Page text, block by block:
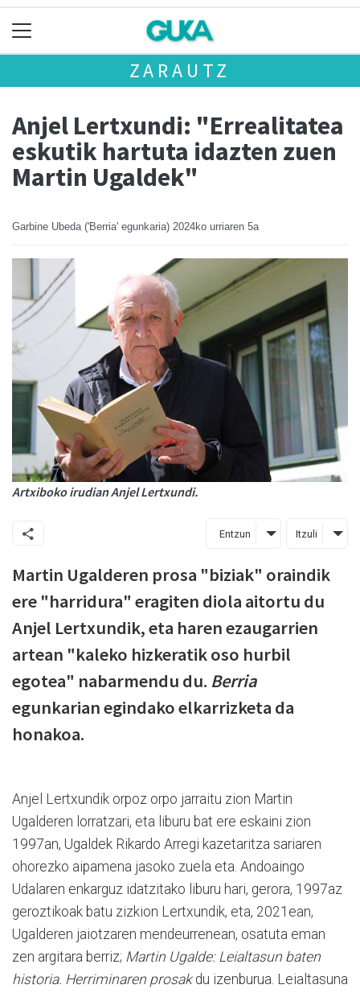
ZARAUTZ
Anjel Lertxundi: "Errealitatea
eskutik hartuta idazten zuen
Martin Ugaldek"
Garbine Ubeda ('Berria' egunkaria) 2024ko urriaren 5a
Artxiboko irudian Anjel Lertxundi.
Entzun Itzuli
Martin Ugalderen prosa "biziak" oraindik
ere "harridura" eragiten diola aitortu du
Anjel Lertxundik, eta haren ezaugarrien
artean "kaleko hizkeratik oso hurbil
egotea" nabarmendu du. Berria
egunkarian egindako elkarrizketa da
honakoa.
Anjel Lertxundik orpoz orpo jarraitu zion Martin
Ugalderen lorratzari, eta liburu bat ere eskaini zion
1997an, Ugaldek Rikardo Arregi kazetaritza sariaren
ohorezko aipamena jasoko zuela eta. Andoaingo
Udalaren enkarguz idatzitako liburu hari, gerora, 1997az
geroztikoak batu zizkion Lertxundik, eta, 2021ean,
Ugalderen jaiotzaren mendeurrenean, osatuta eman
zen argitara berriz; Martin Ugalde: Leialtasun baten
historia. Herriminaren prosakdu izenburua. Leialtasuna